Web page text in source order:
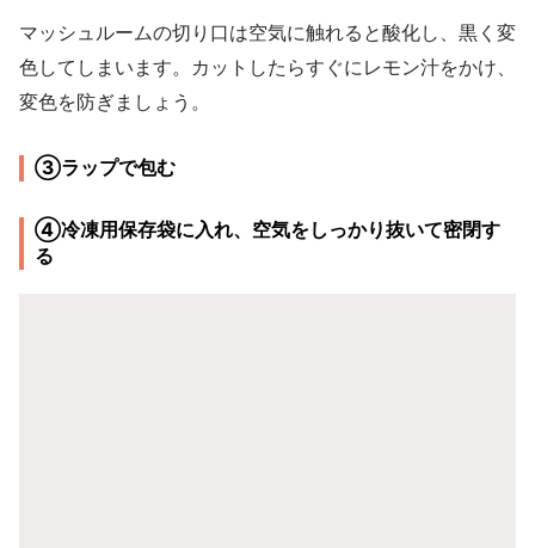
マッシュルームの切り口は空気に触れると酸化し、黒く変
色してしまいます。カットしたらすぐにレモン汁をかけ、
変色を防ぎましょう。
③ラップで包む
④冷凍用保存袋に入れ、空気をしっかり抜いて密閉す
る